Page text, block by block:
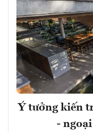
Ý tưởng kiến
-